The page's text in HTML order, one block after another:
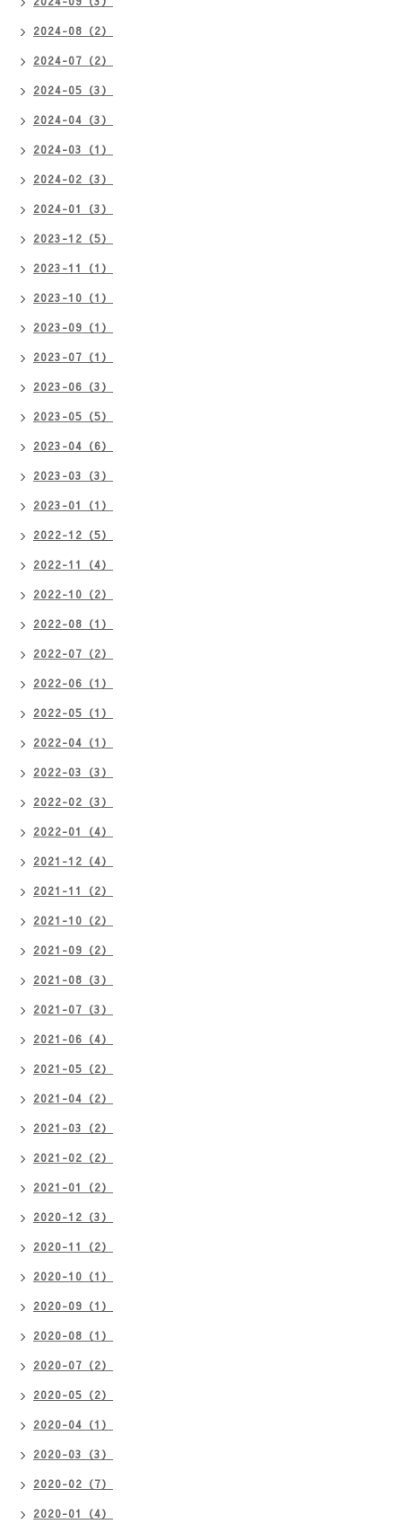
2024-08（2）
2024-07（2）
2024-05（3）
2024-04（3）
2024-03（1）
2024-02（3）
2024-01（3）
2023-12（5）
2023-11（1）
2023-10（1）
2023-09（1）
2023-07（1）
2023-06（3）
2023-05（5）
2023-04（6）
2023-03（3）
2023-01（1）
2022-12（5）
2022-11（4）
2022-10（2）
2022-08（1）
2022-07（2）
2022-06（1）
2022-05（1）
2022-04（1）
2022-03（3）
2022-02（3）
2022-01（4）
2021-12（4）
2021-11（2）
2021-10（2）
2021-09（2）
2021-08（3）
2021-07（3）
2021-06（4）
2021-05（2）
2021-04（2）
2021-03（2）
2021-02（2）
2021-01（2）
2020-12（3）
2020-11（2）
2020-10（1）
2020-09（1）
2020-08（1）
2020-07（2）
2020-05（2）
2020-04（1）
2020-03（3）
2020-02（7）
2020-01（4）